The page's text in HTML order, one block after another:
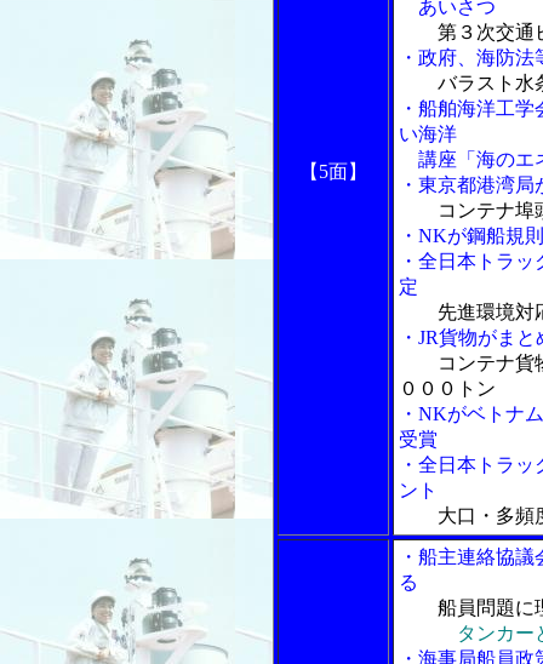
【5面】
あいさつ
第３次交通
・政府、海防
バラスト水
・船舶海洋工
い海洋
講座「海のエ
・東京都港湾
コンテナ埠
・NKが鋼船規
・全日本トラ
定
先進環境対
・JR貨物がま
コンテナ貨
０００トン
・NKがベトナ
受賞
・全日本トラ
ント
大口・多頻
・船主連絡協
る
船員問題に
タンカー
・海事局船員